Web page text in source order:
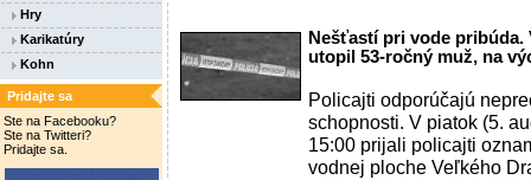
Hry
Karikatúry
Kohn
Pridajte sa
Ste na Facebooku?
Ste na Twitteri?
Pridajte sa.
Nešťastí pri vode pribúda.
utopil 53-ročný muž, na
Policajti odporúčajú
schopnosti. V piatok (5.
15:00 prijali policajti
vodnej ploche Veľkého